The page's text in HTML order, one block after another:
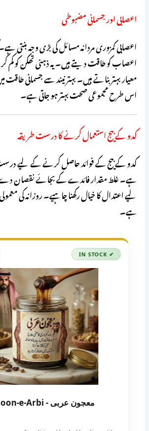
اعصابی اور جسمانی مضبوطی
اعصابی کمزوری مردانہ مسائل کی بڑی وجہ بنتی
اعصاب کو طاقت دیتے ہیں۔ یہ ذہنی تھکن کو کم
معیار بہتر بناتے ہیں۔ بہتر نیند سے جسمانی
اس طرح مجموعی صحت بہتر ہو جاتی ہے۔
کدو کے بیج استعمال کرنے کا درست طریقہ
کدو کے بیج کے فوائد حاصل کرنے کے لیے
ہے۔ غلط مقدار فائدے کے بجائے نقصان
لیے اعتدال کا خیال رکھنا چاہیے۔ روزانہ کی
ہے۔